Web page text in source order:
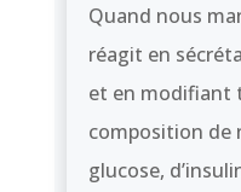
Quand nous
réagit en
et en modifiant
composition de
glucose,